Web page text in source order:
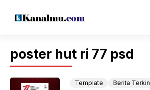
poster hut ri 77 psd
Template Berita